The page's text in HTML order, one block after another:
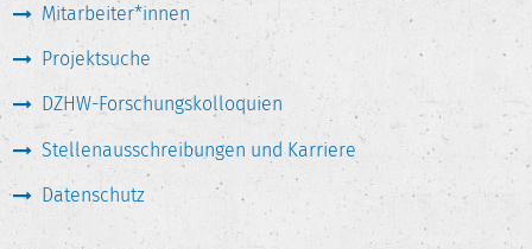
Mitarbeiter*innen
Projektsuche
DZHW-Forschungskolloquien
Stellenausschreibungen und Karriere
Datenschutz